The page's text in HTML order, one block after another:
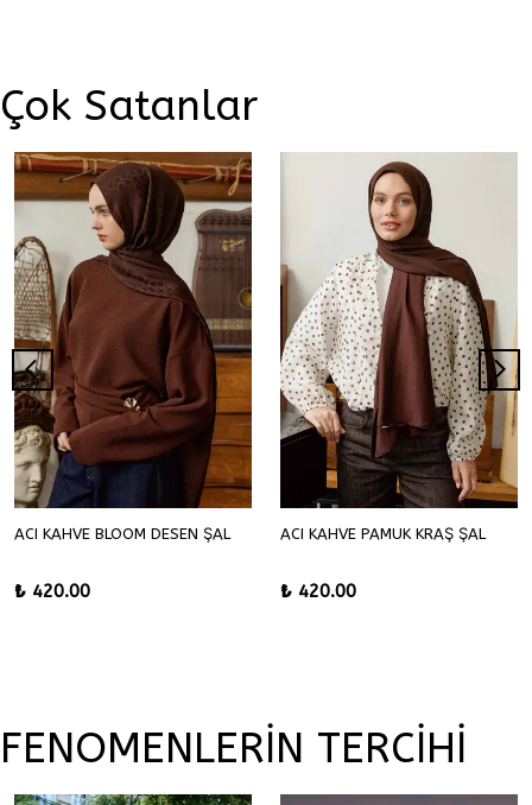
Çok Satanlar
ACI KAHVE BLOOM DESEN ŞAL
₺ 420.00
ACI KAHVE PAMUK KRAŞ ŞAL
₺ 420.00
FENOMENLERİN TERCİHİ